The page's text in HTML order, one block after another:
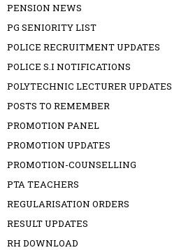
PENSION NEWS
PG SENIORITY LIST
POLICE RECRUITMENT UPDATES
POLICE S.I NOTIFICATIONS
POLYTECHNIC LECTURER UPDATES
POSTS TO REMEMBER
PROMOTION PANEL
PROMOTION UPDATES
PROMOTION-COUNSELLING
PTA TEACHERS
REGULARISATION ORDERS
RESULT UPDATES
RH DOWNLOAD